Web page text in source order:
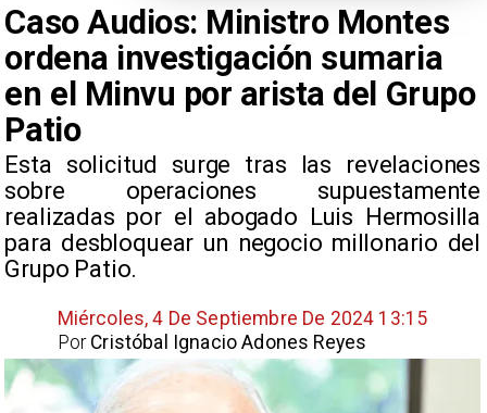
Caso Audios: Ministro Montes
ordena investigación sumaria
en el Minvu por arista del Grupo
Patio
​Esta solicitud surge tras las revelaciones
sobre operaciones supuestamente
realizadas por el abogado Luis Hermosilla
para desbloquear un negocio millonario del
Grupo Patio.
Miércoles, 4 De Septiembre De 2024 13:15
Cristóbal Ignacio Adones Reyes
Por